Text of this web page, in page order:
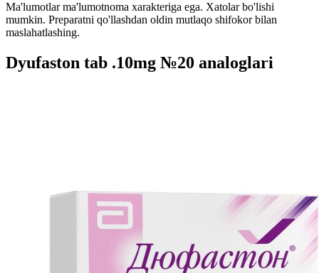
Ma'lumotlar ma'lumotnoma xarakteriga ega. Xatolar bo'lishi
mumkin. Preparatni qo'llashdan oldin mutlaqo shifokor bilan
maslahatlashing.
Dyufaston tab .10mg №20 analoglari